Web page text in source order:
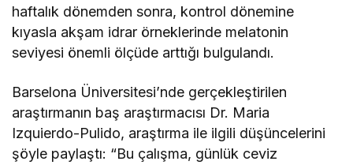
haftalık dönemden sonra, kontrol dönemine
kıyasla akşam idrar örneklerinde melatonin
seviyesi önemli ölçüde arttığı bulgulandı.
Barselona Üniversitesi’nde gerçekleştirilen
araştırmanın baş araştırmacısı Dr. Maria
Izquierdo-Pulido, araştırma ile ilgili düşüncelerini
şöyle paylaştı: “Bu çalışma, günlük ceviz